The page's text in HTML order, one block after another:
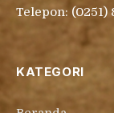
Telepon: (0251)
KATEGORI